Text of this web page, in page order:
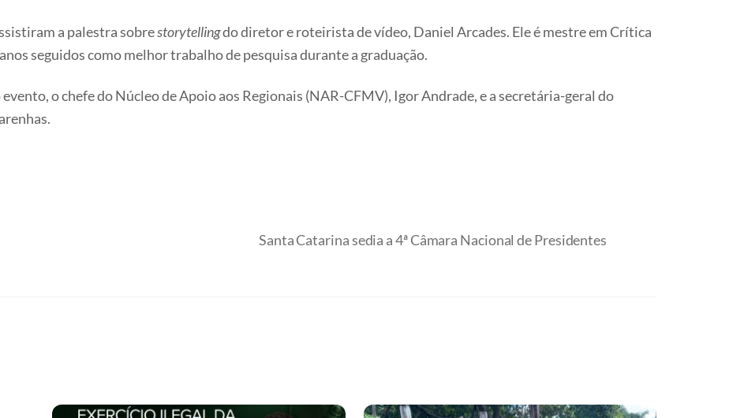
a palestra sobrestorytellingdo diretor e roteirista de vídeo, Daniel Arcades. Ele é mestre em Crítica
seguidos como melhor trabalho de pesquisa durante a graduação.
o chefe do Núcleo de Apoio aos Regionais (NAR-CFMV), Igor Andrade, e a secretária-geral do
Santa Catarina sedia a 4ª Câmara Nacional de Presidentes